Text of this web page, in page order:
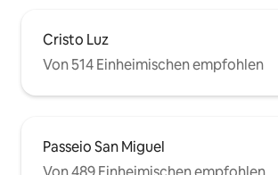
Cristo Luz
Von 514 Einheimischen empfohlen
Passeio San Miguel